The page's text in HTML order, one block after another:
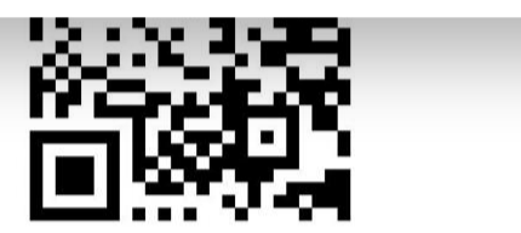
NOLEGGIO AUTO